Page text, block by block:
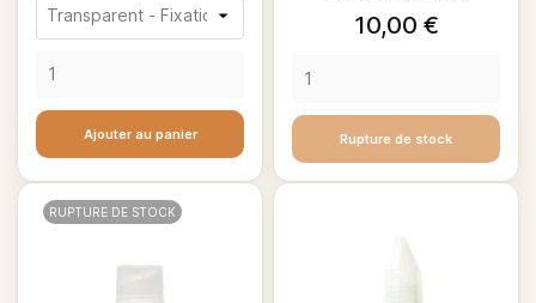
Ajouter au panier
Schwarzkopf
Prix
10,00 €
Rupture de stock
RUPTURE DE STOCK